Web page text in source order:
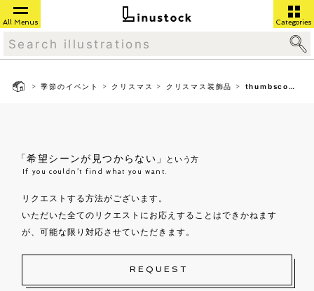
All Menus Categories
>季節のイベント > クリスマス > クリスマス装飾品 > thumbsco01
「希望シーンが見つからない」 という方
If you couldn’t find what you want.
リクエストする方法がございます。
いただいた全てのリクエストにお応えすることはできかねます
が、可能な限り対応させていただきます。
REQUEST